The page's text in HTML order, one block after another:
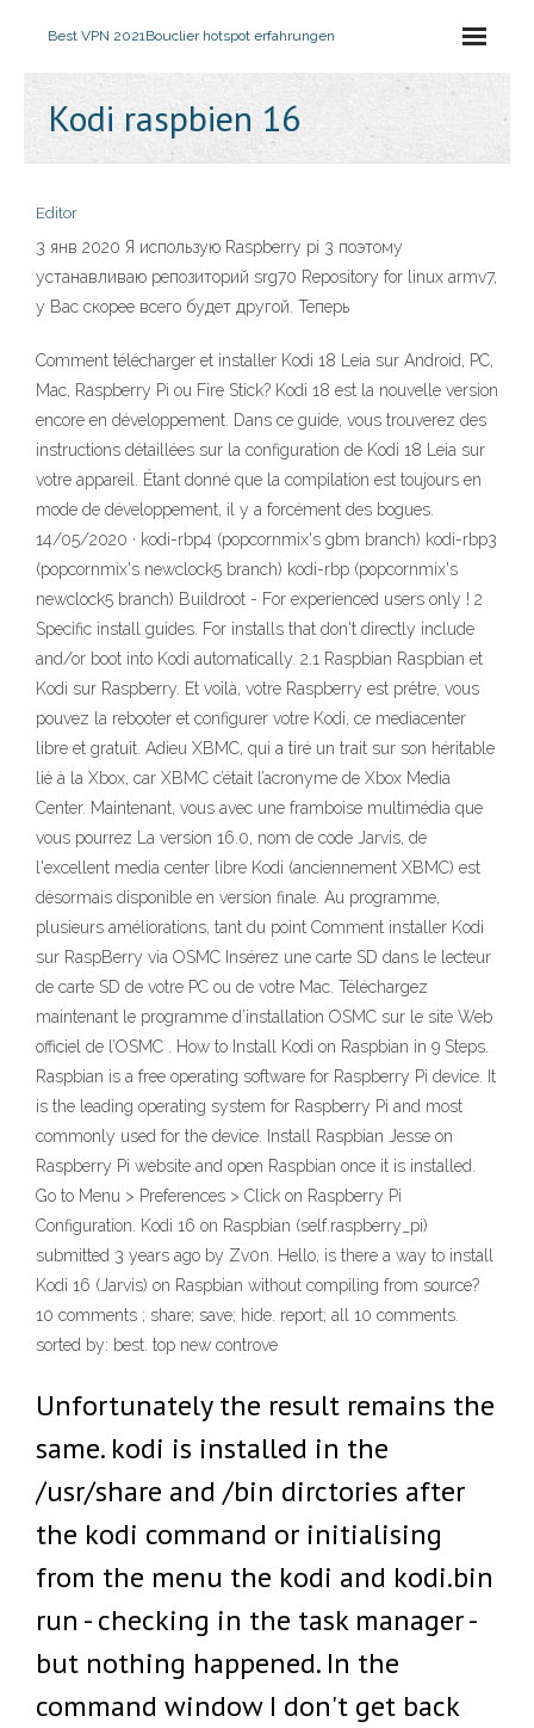
Best VPN 2021Bouclier hotspot erfahrungen
Kodi raspbien 16
Editor
3 янв 2020 Я использую Raspberry pi 3 поэтому
устанавливаю репозиторий srg70 Repository for linux armv7,
у Вас скорее всего будет другой. Теперь
Comment télécharger et installer Kodi 18 Leia sur Android, PC,
Mac, Raspberry Pi ou Fire Stick? Kodi 18 est la nouvelle version
encore en développement. Dans ce guide, vous trouverez des
instructions détaillées sur la configuration de Kodi 18 Leia sur
votre appareil. Étant donné que la compilation est toujours en
mode de développement, il y a forcément des bogues.
14/05/2020 · kodi-rbp4 (popcornmix's gbm branch) kodi-rbp3
(popcornmix's newclock5 branch) kodi-rbp (popcornmix's
newclock5 branch) Buildroot - For experienced users only ! 2
Specific install guides. For installs that don't directly include
and/or boot into Kodi automatically. 2.1 Raspbian Raspbian et
Kodi sur Raspberry. Et voilà, votre Raspberry est prêtre, vous
pouvez la rebooter et configurer votre Kodi, ce mediacenter
libre et gratuit. Adieu XBMC, qui a tiré un trait sur son héritable
lié à la Xbox, car XBMC c’était l’acronyme de Xbox Media
Center. Maintenant, vous avec une framboise multimédia que
vous pourrez La version 16.0, nom de code Jarvis, de
l'excellent media center libre Kodi (anciennement XBMC) est
désormais disponible en version finale. Au programme,
plusieurs améliorations, tant du point Comment installer Kodi
sur RaspBerry via OSMC Insérez une carte SD dans le lecteur
de carte SD de votre PC ou de votre Mac. Téléchargez
maintenant le programme d’installation OSMC sur le site Web
officiel de l’OSMC . How to Install Kodi on Raspbian in 9 Steps.
Raspbian is a free operating software for Raspberry Pi device. It
is the leading operating system for Raspberry Pi and most
commonly used for the device. Install Raspbian Jesse on
Raspberry Pi website and open Raspbian once it is installed.
Go to Menu > Preferences > Click on Raspberry Pi
Configuration. Kodi 16 on Raspbian (self.raspberry_pi)
submitted 3 years ago by Zv0n. Hello, is there a way to install
Kodi 16 (Jarvis) on Raspbian without compiling from source?
10 comments ; share; save; hide. report; all 10 comments.
sorted by: best. top new controve
Unfortunately the result remains the
same. kodi is installed in the
/usr/share and /bin dirctories after
the kodi command or initialising
from the menu the kodi and kodi.bin
run - checking in the task manager -
but nothing happened. In the
command window I don't get back